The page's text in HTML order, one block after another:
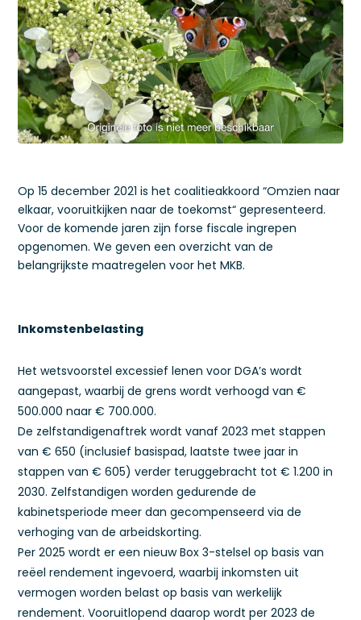
Op 15 december 2021 is het coalitieakkoord “Omzien naar
elkaar, vooruitkijken naar de toekomst“ gepresenteerd.
Voor de komende jaren zijn forse fiscale ingrepen
opgenomen. We geven een overzicht van de
belangrijkste maatregelen voor het MKB.
Inkomstenbelasting
Het wetsvoorstel excessief lenen voor DGA’s wordt
aangepast, waarbij de grens wordt verhoogd van €
500.000 naar € 700.000.
De zelfstandigenaftrek wordt vanaf 2023 met stappen
van € 650 (inclusief basispad, laatste twee jaar in
stappen van € 605) verder teruggebracht tot € 1.200 in
2030. Zelfstandigen worden gedurende de
kabinetsperiode meer dan gecompenseerd via de
verhoging van de arbeidskorting.
Per 2025 wordt er een nieuw Box 3-stelsel op basis van
reëel rendement ingevoerd, waarbij inkomsten uit
vermogen worden belast op basis van werkelijk
rendement. Vooruitlopend daarop wordt per 2023 de